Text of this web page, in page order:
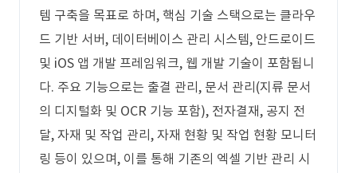
템 구축을 목표로 하며, 핵심 기술 스택으로는 클라우
드 기반 서버, 데이터베이스 관리 시스템, 안드로이드
및 iOS 앱 개발 프레임워크, 웹 개발 기술이 포함됩니
다. 주요 기능으로는 출결 관리, 문서 관리(지류 문서
의 디지털화 및 OCR 기능 포함), 전자결재, 공지 전
달, 자재 및 작업 관리, 자재 현황 및 작업 현황 모니터
링 등이 있으며, 이를 통해 기존의 엑셀 기반 관리 시